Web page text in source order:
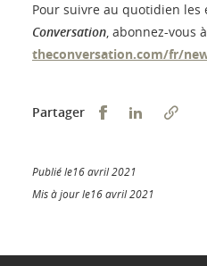
Pour suivre au quotidien les
Conversation, abonnez-vous
theconversation.com/fr/
Partager Partager sur
Partager
Publié le16 avril 2021
Mis à jour le16 avril 2021